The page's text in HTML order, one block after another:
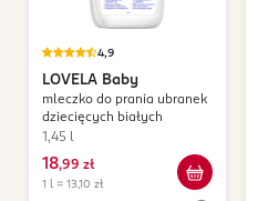
4,9
LOVELA Baby
mleczko do prania ubranek
dziecięcych białych
1,45 l
18,99 zł
1 l = 13,10 zł